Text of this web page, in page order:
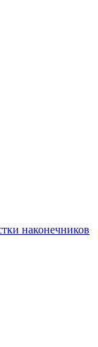
наконечников